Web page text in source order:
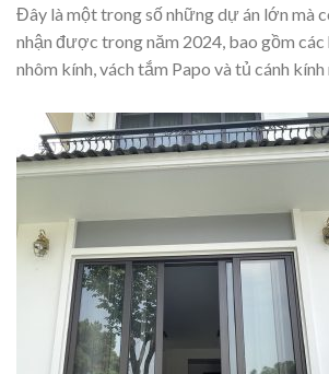
Đây là một trong số những dự án lớn mà
nhận được trong năm 2024, bao gồm các
nhôm kính, vách tắm Papo và tủ cánh